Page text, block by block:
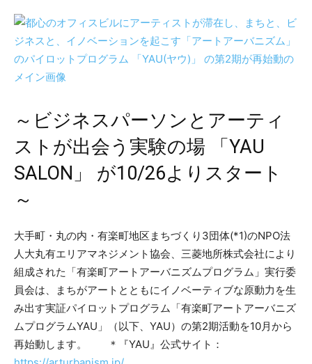
～ビジネスパーソンとアーティ
ストが出会う実験の場 「YAU
SALON」 が10/26よりスタート
～
大手町・丸の内・有楽町地区まちづくり3団体(*1)のNPO法
人大丸有エリアマネジメント協会、三菱地所株式会社により
組成された「有楽町アートアーバニズムプログラム」実行委
員会は、まちがアートとともにイノベーティブな原動力を生
み出す実証パイロットプログラム「有楽町アートアーバニズ
ムプログラムYAU」（以下、YAU）の第2期活動を10月から
再始動します。 ＊『YAU』公式サイト：